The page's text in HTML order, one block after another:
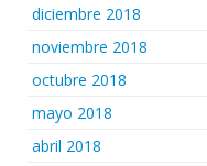
diciembre 2018
noviembre 2018
octubre 2018
mayo 2018
abril 2018